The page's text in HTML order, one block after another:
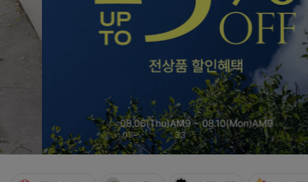
03 33